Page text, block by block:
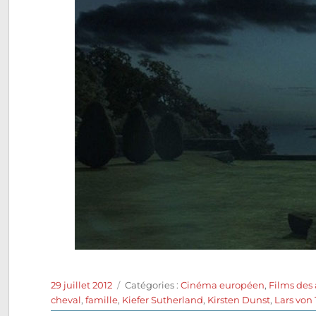
Publié
le
29 juillet 2012 Catégories
Catégories :Cinéma européen, Films des
cheval,famille, Kiefer Sutherland, Kirsten Dunst, Lars von